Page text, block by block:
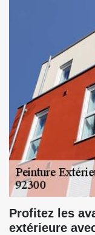
Profitez les
extérieure